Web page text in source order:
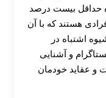
فقط با ثبت نام در
حداقل بیست درصد
هستند که با آن
اشتباه در
و آشنایی
و عقاید خودمان